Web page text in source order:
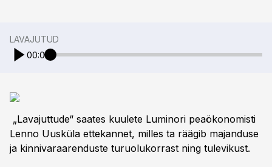
LAVAJUTUD
00:00
„Lavajuttude“ saates kuulete Luminori peaökonomisti
Lenno Uusküla ettekannet, milles ta räägib majanduse
ja kinnivaraarenduste turuolukorrast ning tulevikust.